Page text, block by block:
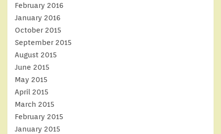
February 2016
January 2016
October 2015
September 2015
August 2015
June 2015
May 2015
April 2015
March 2015
February 2015
January 2015